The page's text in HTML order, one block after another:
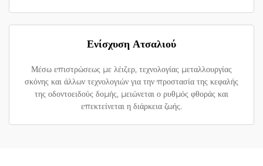
Ενίσχυση Ατσαλιού
Μέσω επιστρώσεως με λέιζερ, τεχνολογίας μεταλλουργίας
σκόνης και άλλων τεχνολογιών για την προστασία της κεφαλής
της οδοντοειδούς δομής, μειώνεται ο ρυθμός φθοράς και
επεκτείνεται η διάρκεια ζωής.